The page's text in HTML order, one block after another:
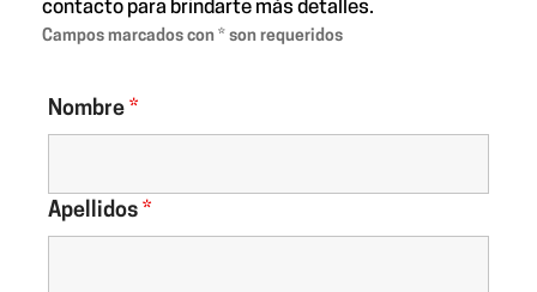
contacto para brindarte más detalles.
Campos marcados con * son requeridos
Nombre *
Apellidos *